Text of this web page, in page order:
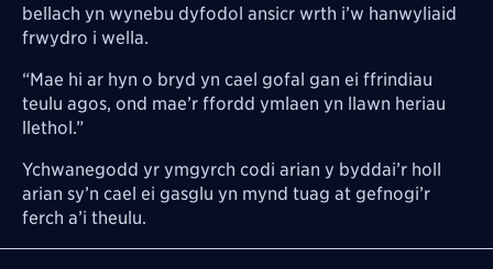
bellach yn wynebu dyfodol ansicr wrth i’w hanwyliaid
frwydro i wella.
“Mae hi ar hyn o bryd yn cael gofal gan ei ffrindiau
teulu agos, ond mae’r ffordd ymlaen yn llawn heriau
llethol.”
Ychwanegodd yr ymgyrch codi arian y byddai’r holl
arian sy’n cael ei gasglu yn mynd tuag at gefnogi’r
ferch a’i theulu.